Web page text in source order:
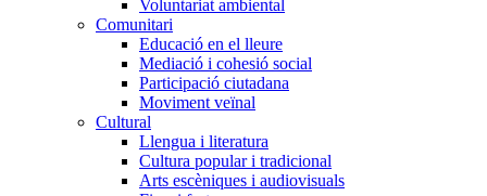
Voluntariat ambiental
Comunitari
Educació en el lleure
Mediació i cohesió social
Participació ciutadana
Moviment veïnal
Cultural
Llengua i literatura
Cultura popular i tradicional
Arts escèniques i audiovisuals